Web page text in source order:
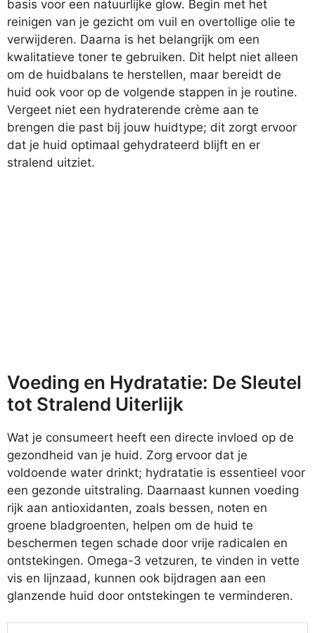
basis voor een natuurlijke glow. Begin met het
reinigen van je gezicht om vuil en overtollige olie te
verwijderen. Daarna is het belangrijk om een
kwalitatieve toner te gebruiken. Dit helpt niet alleen
om de huidbalans te herstellen, maar bereidt de
huid ook voor op de volgende stappen in je routine.
Vergeet niet een hydraterende crème aan te
brengen die past bij jouw huidtype; dit zorgt ervoor
dat je huid optimaal gehydrateerd blijft en er
stralend uitziet.
Voeding en Hydratatie: De Sleutel
tot Stralend Uiterlijk
Wat je consumeert heeft een directe invloed op de
gezondheid van je huid. Zorg ervoor dat je
voldoende water drinkt; hydratatie is essentieel voor
een gezonde uitstraling. Daarnaast kunnen voeding
rijk aan antioxidanten, zoals bessen, noten en
groene bladgroenten, helpen om de huid te
beschermen tegen schade door vrije radicalen en
ontstekingen. Omega-3 vetzuren, te vinden in vette
vis en lijnzaad, kunnen ook bijdragen aan een
glanzende huid door ontstekingen te verminderen.